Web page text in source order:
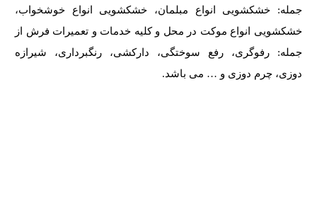
جمله: خشکشویی انواع مبلمان، خشکشویی انواع خوشخواب،
خشکشویی انواع موکت در محل و کلیه خدمات و تعمیرات فرش از
جمله: رفوگری، رفع سوختگی، دارکشی، رنگبرداری، شیرازه
دوزی، چرم دوزی و … می باشد.